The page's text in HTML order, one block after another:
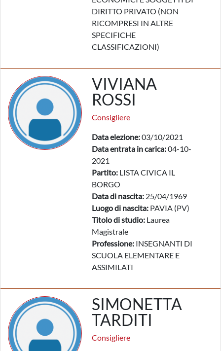
DIRITTO PRIVATO (NON
RICOMPRESI IN ALTRE
SPECIFICHE
CLASSIFICAZIONI)
VIVIANA
ROSSI
Consigliere
Data elezione:03/10/2021
Data entrata in carica:04-10-
2021
Partito: LISTA CIVICA IL
BORGO
Data di nascita: 25/04/1969
Luogo di nascita: PAVIA (PV)
Titolo di studio: Laurea
Magistrale
Professione: INSEGNANTI DI
SCUOLA ELEMENTARE E
ASSIMILATI
SIMONETTA
TARDITI
Consigliere